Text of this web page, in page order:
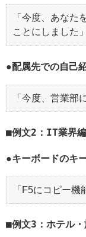
「今度、あなた
ことにしました」
●配属先での自己
「今度、営業部
例文2：IT業界編
●キーボードのキ
「F5にコピー機
例文3：ホテル